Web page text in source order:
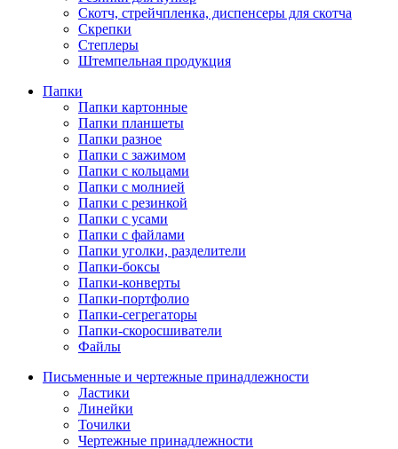
Скотч, стрейчпленка, диспенсеры для скотча
Скрепки
Степлеры
Штемпельная продукция
Папки
Папки картонные
Папки планшеты
Папки разное
Папки с зажимом
Папки с кольцами
Папки с молнией
Папки с резинкой
Папки с усами
Папки с файлами
Папки уголки, разделители
Папки-боксы
Папки-конверты
Папки-портфолио
Папки-сегрегаторы
Папки-скоросшиватели
Файлы
Письменные и чертежные принадлежности
Ластики
Линейки
Точилки
Чертежные принадлежности